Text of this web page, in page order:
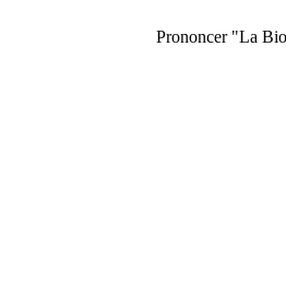
Prononcer "La